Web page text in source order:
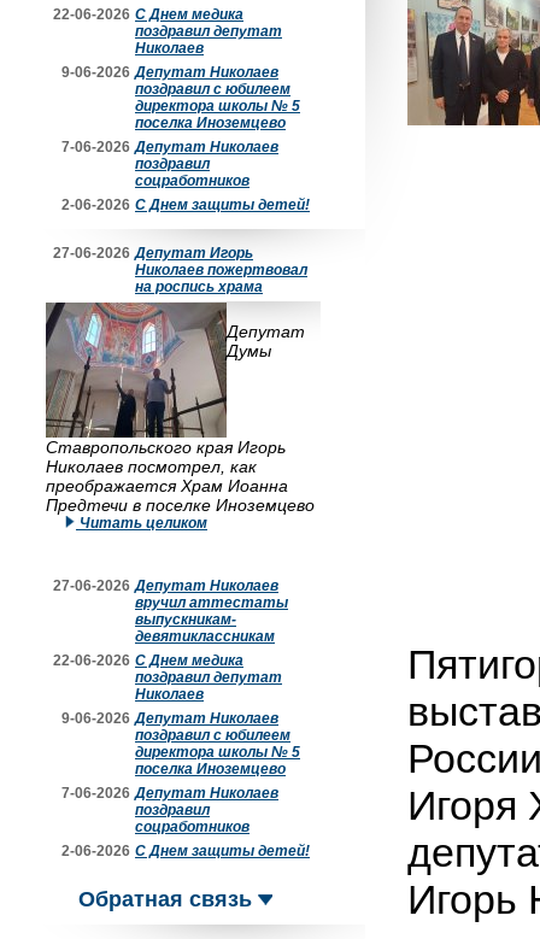
22-06-2026 С Днем медика
поздравил депутат
Николаев
9-06-2026 Депутат Николаев
поздравил с юбилеем
директора школы № 5
поселка Иноземцево
7-06-2026 Депутат Николаев
поздравил
соцработников
2-06-2026 С Днем защиты детей!
27-06-2026 Депутат Игорь
Николаев пожертвовал
на роспись храма
Депутат
Думы
Ставропольского края Игорь
Николаев посмотрел, как
преображается Храм Иоанна
Предтечи в поселке Иноземцево
Читать целиком
27-06-2026 Депутат Николаев
вручил аттестаты
выпускникам-
девятиклассникам
22-06-2026 С Днем медика
поздравил депутат
Николаев
9-06-2026 Депутат Николаев
поздравил с юбилеем
директора школы № 5
поселка Иноземцево
7-06-2026 Депутат Николаев
поздравил
соцработников
2-06-2026 С Днем защиты детей!
Обратная связь
Игоря
Игорь